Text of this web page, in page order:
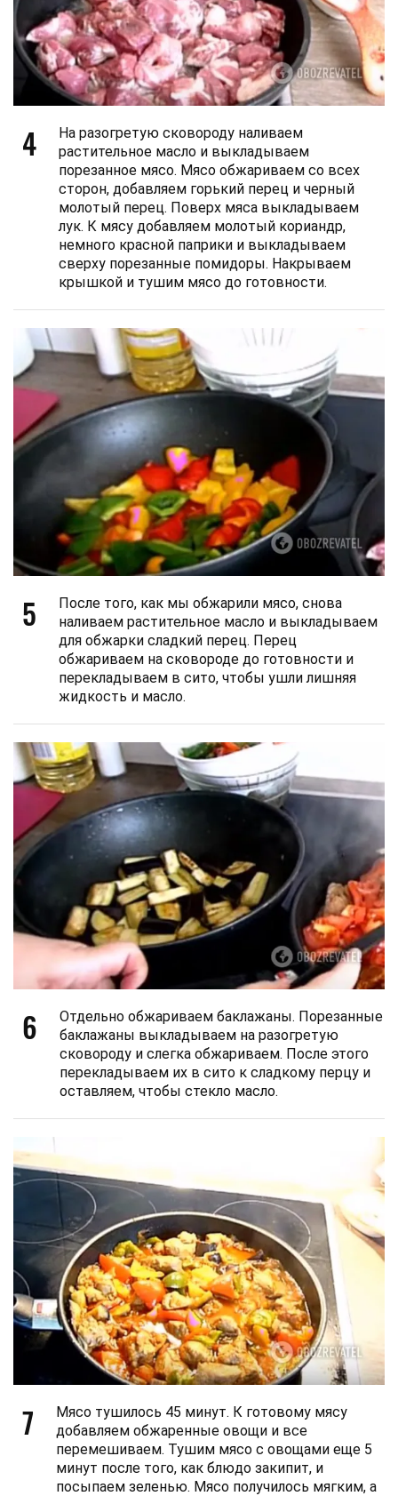
4
На разогретую сковороду наливаем
растительное масло и выкладываем
порезанное мясо. Мясо обжариваем со всех
сторон, добавляем горький перец и черный
молотый перец. Поверх мяса выкладываем
лук. К мясу добавляем молотый кориандр,
немного красной паприки и выкладываем
сверху порезанные помидоры. Накрываем
крышкой и тушим мясо до готовности.
5
После того, как мы обжарили мясо, снова
наливаем растительное масло и выкладываем
для обжарки сладкий перец. Перец
обжариваем на сковороде до готовности и
перекладываем в сито, чтобы ушли лишняя
жидкость и масло.
6
Отдельно обжариваем баклажаны. Порезанные
баклажаны выкладываем на разогретую
сковороду и слегка обжариваем. После этого
перекладываем их в сито к сладкому перцу и
оставляем, чтобы стекло масло.
7
Мясо тушилось 45 минут. К готовому мясу
добавляем обжаренные овощи и все
перемешиваем. Тушим мясо с овощами еще 5
минут после того, как блюдо закипит, и
посыпаем зеленью. Мясо получилось мягким, а